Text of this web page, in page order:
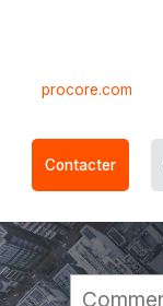
procore.com
Contacter